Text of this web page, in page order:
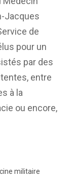
Jacques
de
pour un
par des
entre
à la
ou encore,
militaire